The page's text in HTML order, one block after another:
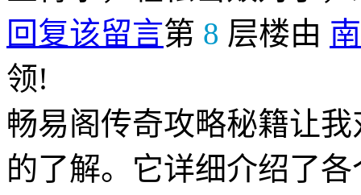
回复该留言第 8 层楼由
领!
畅易阁传奇攻略秘籍让
的了解。它详细介绍了